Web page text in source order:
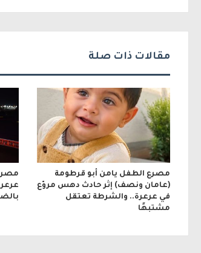
ك
ت
ر
و
ن
ي
مقالات ذات صلة
مصرع الطفل يامن أبو قرطومة
(عامان ونصف) إثر حادث دهس مروّع
في عرعرة.. والشرطة تعتقل
مشتبهًا